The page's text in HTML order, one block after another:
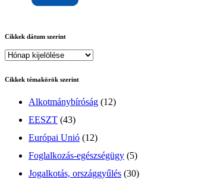
Cikkek dátum szerint
Cikkek témakörök szerint
Alkotmánybíróság (12)
EESZT (43)
Európai Unió (12)
Foglalkozás-egészségügy (5)
Jogalkotás, országgyűlés (30)